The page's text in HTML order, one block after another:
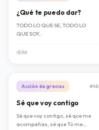
¿Qué te puedo dar?
TODO LO QUE SE, TODO LO
QUE SOY,
86
Acción de gracias #48
Sé que voy contigo
Sé que voy contigo, sé que me
acompañas, sé que Tú me